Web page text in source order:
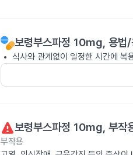
보령부스파정 10mg, 용법
식사와 관계없이 일정한 시간에 복
보령부스파정 10mg, 부작
부작용